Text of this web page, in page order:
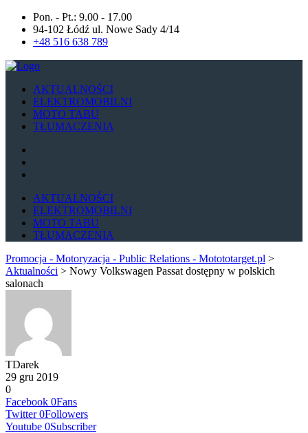
Pon. - Pt.: 9.00 - 17.00
94-102 Łódź ul. Nowe Sady 4/14
+48 516 638 789
AKTUALNOŚCI
ELEKTROMOBILNI
MOTO TABU
TŁUMACZENIA
AKTUALNOŚCI
ELEKTROMOBILNI
MOTO TABU
TŁUMACZENIA
Promocja - Motoryzacja - Public Relations - Motototarget.pl >
Aktualności > Nowy Volkswagen Passat dostępny w polskich
salonach
TDarek
29 gru 2019
0
Facebook 0Fans
Twitter 0Followers
Youtube 0Subscriber